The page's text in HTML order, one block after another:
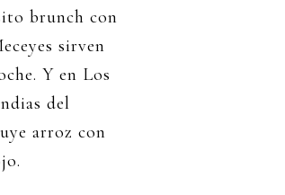
brunch con
sirven
Y en Los
del
arroz con